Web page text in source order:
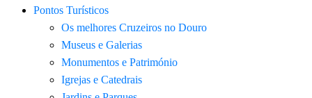
Pontos Turísticos
Os melhores Cruzeiros no Douro​
Museus e Galerias
Monumentos e Património
Igrejas e Catedrais